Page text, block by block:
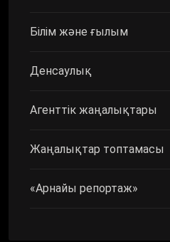
Білім және ғылым
Денсаулық
Агенттік жаңалықтары
Жаңалықтар топтамасы
«Арнайы репортаж»